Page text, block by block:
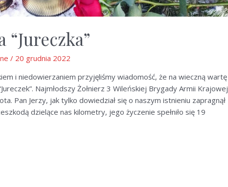
/ 20 grudnia 2022
i niedowierzaniem przyjęliśmy wiadomość, że na wieczną wartę
Najmłodszy Żołnierz 3 Wileńskiej Brygady Armii Krajowej
Pan Jerzy, jak tylko dowiedział się o naszym istnieniu zapragnął
dzielące nas kilometry, jego życzenie spełniło się 19